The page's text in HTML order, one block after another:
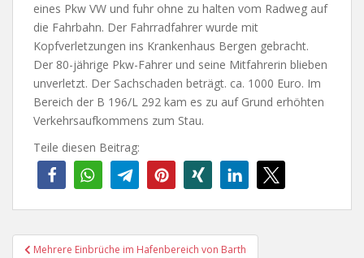
eines Pkw VW und fuhr ohne zu halten vom Radweg auf
die Fahrbahn. Der Fahrradfahrer wurde mit
Kopfverletzungen ins Krankenhaus Bergen gebracht.
Der 80-jährige Pkw-Fahrer und seine Mitfahrerin blieben
unverletzt. Der Sachschaden beträgt. ca. 1000 Euro. Im
Bereich der B 196/L 292 kam es zu auf Grund erhöhten
Verkehrsaufkommens zum Stau.
Teile diesen Beitrag:
Beitragsnavigation
Mehrere Einbrüche im Hafenbereich von Barth